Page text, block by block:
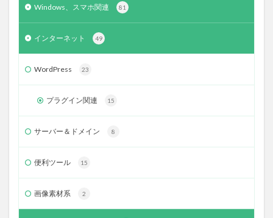
Windows、スマホ関連 81
インターネット 49
WordPress 23
プラグイン関連 15
サーバー＆ドメイン 8
便利ツール 15
画像素材系 2